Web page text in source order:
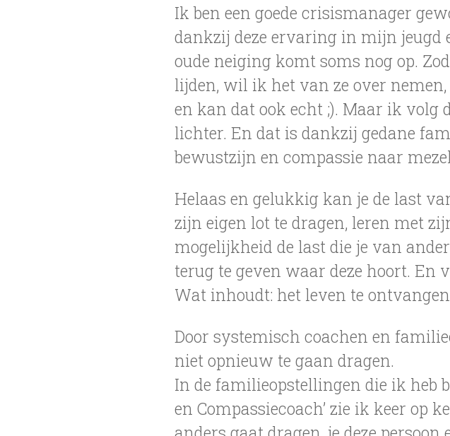
Ik ben een goede crisismanager
dankzij deze ervaring in mijn jeugd
oude neiging komt soms nog op.
lijden, wil ik het van ze over
en kan dat ook echt ;). Maar ik volg
lichter. En dat is dankzij gedane
bewustzijn en compassie naar
Helaas en gelukkig kan je de last
zijn eigen lot te dragen, leren met
mogelijkheid de last die je van
terug te geven waar deze hoort. En
Wat inhoudt: het leven te
Door systemisch coachen en
niet opnieuw te gaan dragen.
In de familieopstellingen die ik heb
en Compassiecoach’ zie ik keer op